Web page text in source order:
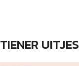
TIENER UITJES